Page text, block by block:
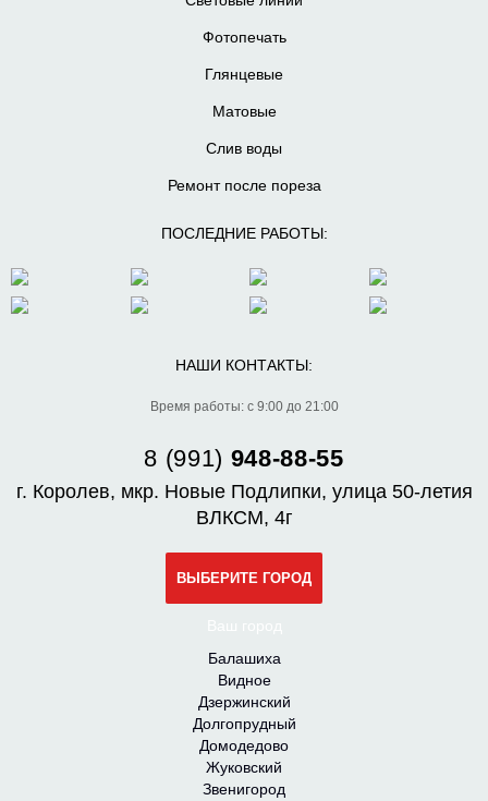
Фотопечать
Глянцевые
Матовые
Слив воды
Ремонт после пореза
ПОСЛЕДНИЕ РАБОТЫ:
НАШИ КОНТАКТЫ:
Время работы: с 9:00 до 21:00
8 (991) 948-88-55
г. Королев, мкр. Новые Подлипки, улица 50-летия
ВЛКСМ, 4г
ВЫБЕРИТЕ ГОРОД
Балашиха
Видное
Дзержинский
Долгопрудный
Домодедово
Жуковский
Звенигород